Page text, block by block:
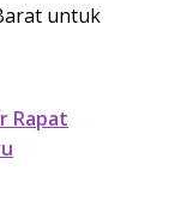
untuk
Rapat